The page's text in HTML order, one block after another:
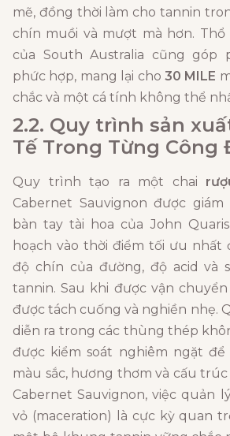
mẽ, đồng thời làm cho tannin
chín muồi và mượt mà hơn.
của South Australia cũng góp
phức hợp, mang lại cho 30 MILE
chắc và một cá tính không thể
2.2. Quy trình sản
Tế Trong Từng Công
Quy trình tạo ra một chai
Cabernet Sauvignon được
bàn tay tài hoa của John
hoạch vào thời điểm tối ưu nhất
độ chín của đường, độ acid và
tannin. Sau khi được vận
được tách cuống và nghiền nhẹ.
diễn ra trong các thùng thép
được kiểm soát nghiêm ngặt
màu sắc, hương thơm và cấu
Cabernet Sauvignon, việc quản
vỏ (maceration) là cực kỳ quan